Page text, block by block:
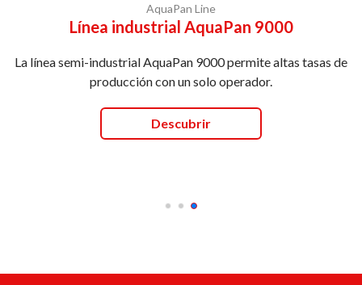
AquaPan Line
Línea industrial AquaPan 9000
La línea semi-industrial AquaPan 9000 permite altas tasas de
producción con un solo operador.
Descubrir